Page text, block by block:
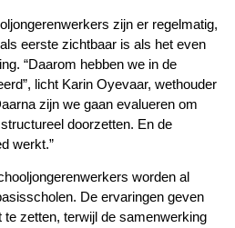
zijn er regelmatig,
eerste zichtbaar is als het even
“Daarom hebben we in de
licht Karin Oyevaar, wethouder
zijn we gaan evalueren om
doorzetten. En de
werkt.”
worden al
De ervaringen geven
zetten, terwijl de samenwerking